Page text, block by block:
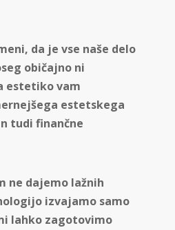
da je vse naše delo
običajno ni
estetiko vam
estetskega
tudi finančne
ne dajemo lažnih
izvajamo samo
lahko zagotovimo